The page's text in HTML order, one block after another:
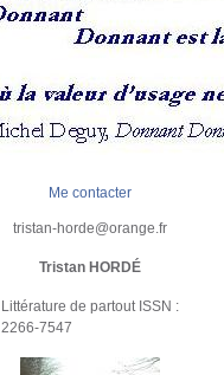
Me contacter
tristan-horde@orange.fr
Tristan HORDÉ
Littérature de partout ISSN :
2266-7547